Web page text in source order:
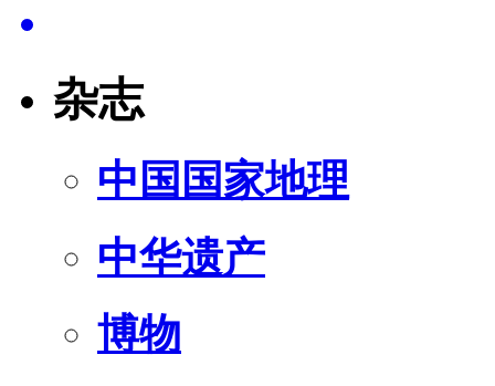
杂志
中国国家地理
中华遗产
博物